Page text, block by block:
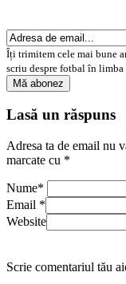
Îți trimitem cele mai bune
scriu despre fotbal în limba
Lasă un răspuns
Adresa ta de email nu
marcate cu *
Nume*
Email *
Website
Scrie comentariul tău